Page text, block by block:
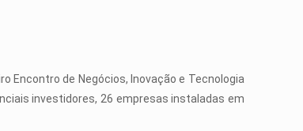
Encontro de Negócios, Inovação e Tecnologia
investidores, 26 empresas instaladas em